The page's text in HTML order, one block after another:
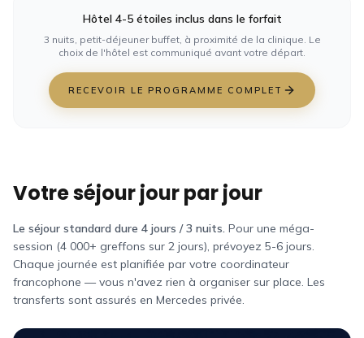
Hôtel 4-5 étoiles inclus dans le forfait
3 nuits, petit-déjeuner buffet, à proximité de la clinique. Le
choix de l'hôtel est communiqué avant votre départ.
RECEVOIR LE PROGRAMME COMPLET
Votre séjour jour par jour
Le séjour standard dure 4 jours / 3 nuits. Pour une méga-
session (4 000+ greffons sur 2 jours), prévoyez 5-6 jours.
Chaque journée est planifiée par votre coordinateur
francophone — vous n'avez rien à organiser sur place. Les
transferts sont assurés en Mercedes privée.